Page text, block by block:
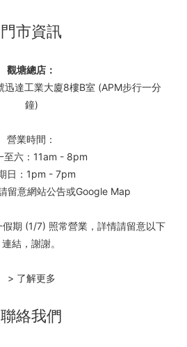
門市資訊
觀塘總店：
迅達工業大廈8樓B室 (APM步行一分
鐘)
營業時間：
至六：11am - 8pm
日：1pm - 7pm
留意網站公告或Google Map
期 (1/7) 照常營業，詳情請留意以下
連結，謝謝。
> 了解更多
聯絡我們